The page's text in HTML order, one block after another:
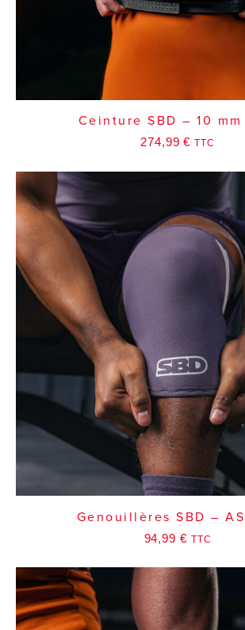
Ceinture SBD – 10 mm
274,99€ TTC
Genouillères SBD –
94,99 € TTC